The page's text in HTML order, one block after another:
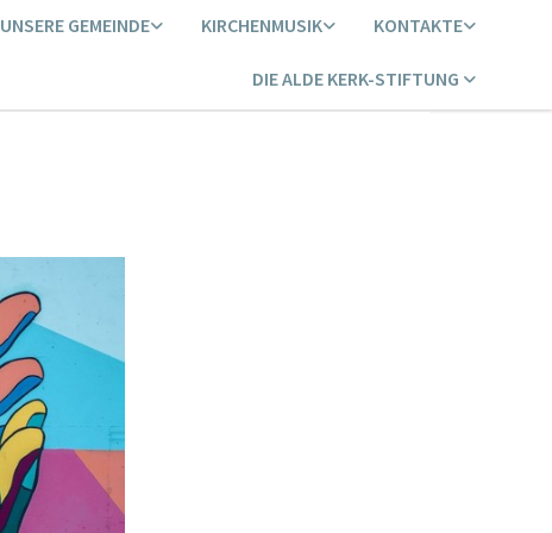
UNSERE GEMEINDE KIRCHENMUSIK KONTAKTE
DIE ALDE KERK-STIFTUNG